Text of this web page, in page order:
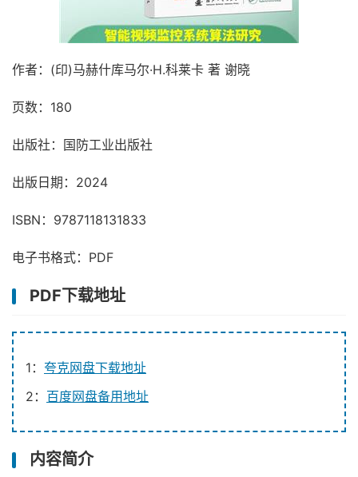
作者：(印)马赫什库马尔·H.科莱卡 著 谢晓
页数：180
出版社：国防工业出版社
出版日期：2024
ISBN：9787118131833
电子书格式：PDF
PDF下载地址
1： 夸克网盘下载地址
2： 百度网盘备用地址
内容简介